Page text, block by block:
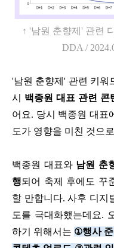
↑ '남원 춘향제 ' 관련
DDA /
'남원 춘향제' 관련 키워
시 백종원 대표 관련 콘
어요. 당시 백종원 대표
도가 영향을 미친 것으
백종원 대표와 남원 춘
행되어 축제 후에도 꾸
할 만합니다. 사후 디지
도를 극대화했는데요.
하기 위해서는 ①행사